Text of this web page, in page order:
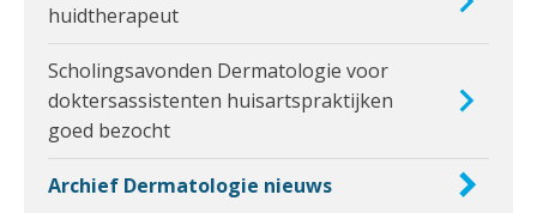
huidtherapeut
Scholingsavonden Dermatologie voor
doktersassistenten huisartspraktijken
goed bezocht
Archief Dermatologie nieuws